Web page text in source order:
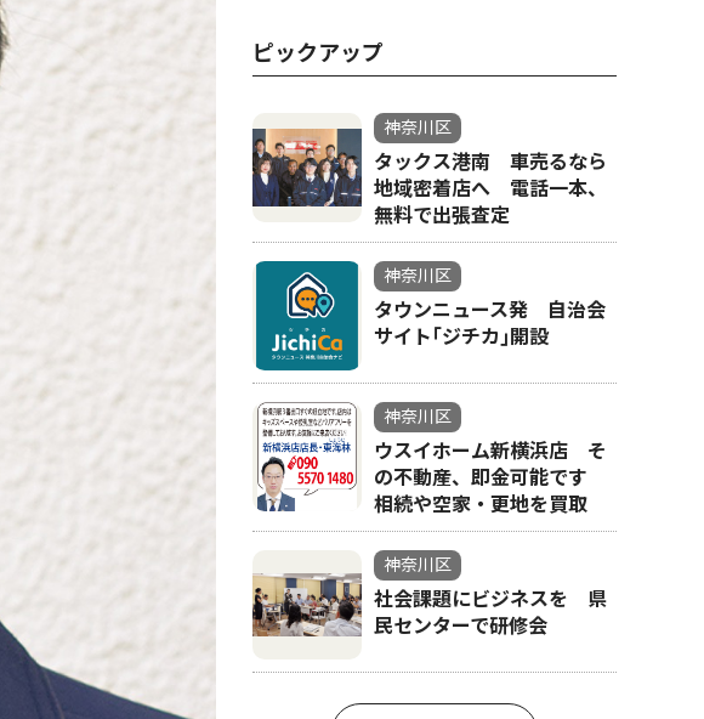
ピックアップ
神奈川区
タックス港南 車売るなら
地域密着店へ 電話一本、
無料で出張査定
神奈川区
タウンニュース発 自治会
サイト｢ジチカ｣開設
神奈川区
ウスイホーム新横浜店 そ
の不動産、即金可能です
相続や空家・更地を買取
神奈川区
社会課題にビジネスを 県
民センターで研修会